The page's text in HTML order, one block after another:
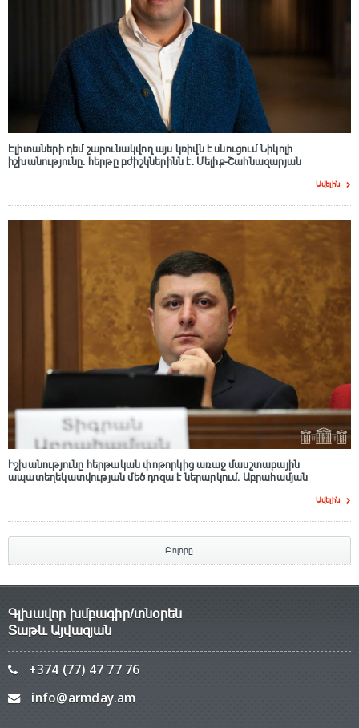
Էլիտաների դեմ շարունակվող այս կռիվն է սնուցում Նիկոլի
իշխանությունը. հերթը բժիշկներինն է. Մելիք-Շահնազարյան
Ավելին
Իշխանությունը հերթական փոթորկից առաջ մասշտաբային
ապատեղեկատվության մեծ դnզա է ներարկում․ Աբրահամյան
Ավելին
Բոլորը
Գլխավոր խմբագիր/տնօրեն
Տաթև Այվազյան
+374 (77) 47 77 76
info@armday.am